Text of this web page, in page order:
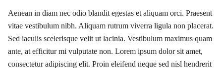
Aenean in diam nec odio blandit egestas et aliquam orci. Praesent
vitae vestibulum nibh. Aliquam rutrum viverra ligula non placerat.
Sed iaculis scelerisque velit ut lacinia. Vestibulum maximus quam
ante, at efficitur mi vulputate non. Lorem ipsum dolor sit amet,
consectetur adipiscing elit. Proin eleifend neque sed nisl hendrerit